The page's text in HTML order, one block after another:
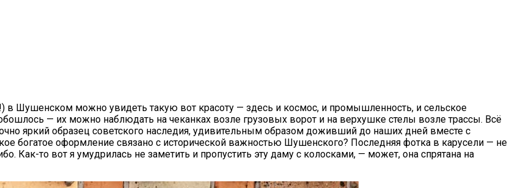
в Шушенском можно увидеть такую вот красоту — здесь и космос, и промышленность, и сельское
— их можно наблюдать на чеканках возле грузовых ворот и на верхушке стелы возле трассы. Всё
яркий образец советского наследия, удивительным образом доживший до наших дней вместе с
богатое оформление связано с исторической важностью Шушенского? Последняя фотка в карусели — не
Как-то вот я умудрилась не заметить и пропустить эту даму с колосками, — может, она спрятана на